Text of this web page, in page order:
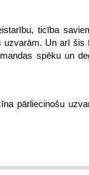
ticība
Un arī šis
spēku un
pārliecinošu